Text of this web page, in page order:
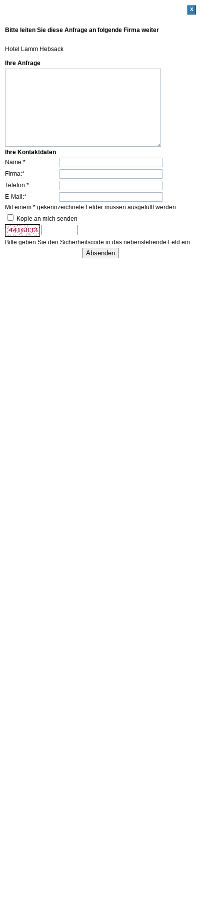
x
Bitte leiten Sie diese Anfrage an folgende Firma weiter
Hotel Lamm Hebsack
Ihre Anfrage
Ihre Kontaktdaten
Name:*
Firma:*
Telefon:*
E-Mail:*
Mit einem * gekennzeichnete Felder müssen ausgefüllt werden.
Kopie an mich senden
Bitte geben Sie den Sicherheitscode in das nebenstehende Feld ein.